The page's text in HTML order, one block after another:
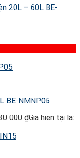
20L – 60L BE-
BE-NMNP05
000 ₫Giá hiện tại là: